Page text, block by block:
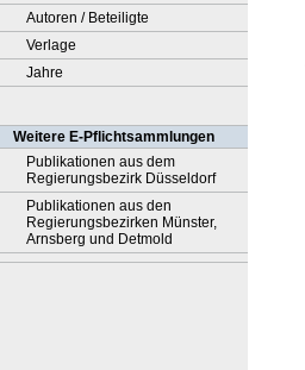
Autoren / Beteiligte
Verlage
Jahre
Weitere E-Pflichtsammlungen
Publikationen aus dem
Regierungsbezirk Düsseldorf
Publikationen aus den
Regierungsbezirken Münster,
Arnsberg und Detmold